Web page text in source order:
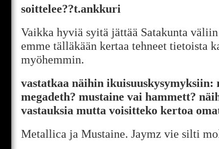
soittelee??t.ankkuri
Vaikka hyviä syitä jättää Satakunta
emme tälläkään kertaa tehneet tietoista
myöhemmin.
vastatkaa näihin ikuisuuskysymyksiin:
megadeth? mustaine vai hammett?
vastauksia mutta voisitteko kertoa
Metallica ja Mustaine. Jaymz vie silti